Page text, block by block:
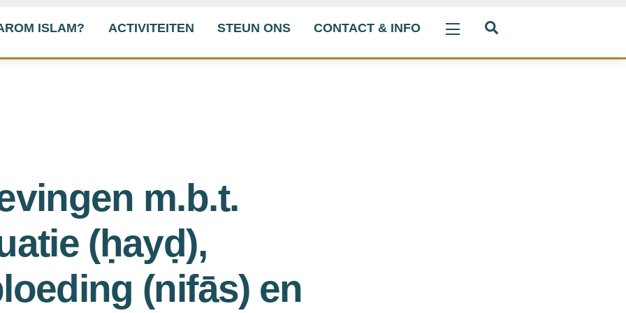
ISLAM? ACTIVITEITEN STEUN ONS CONTACT & INFO Widgets
m.b.t.
(ḥayḍ),
(nifās) en